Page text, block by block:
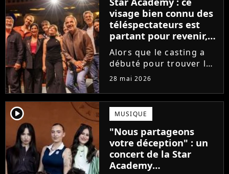
sa personnalité....
visage bien connu des
téléspectateurs est
partant pour revenir,
sauf que la place est
déjà prise
Alors que le casting a
débuté pour trouver les
prochains Pierre
Ambre, une professeure
emblématique de la Star
Academy se positionne
pour enseigner le chant
aux...
28 mai 2026
player2 MUSIQUE
"Nous partageons
votre déception" : un
concert de la Star
Academy